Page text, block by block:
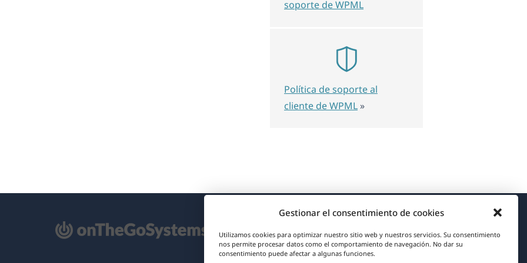
Gestionar el consentimiento de cookies
Utilizamos cookies para optimizar nuestro sitio web y nuestros servicios. Su consentimiento
nos permite procesar datos como el comportamiento de navegación. No dar su
consentimiento puede afectar a algunas funciones.
soporte de WPML
Política de soporte al
cliente de WPML »
Acerca de WPML
RGPD y Política de Privacidad